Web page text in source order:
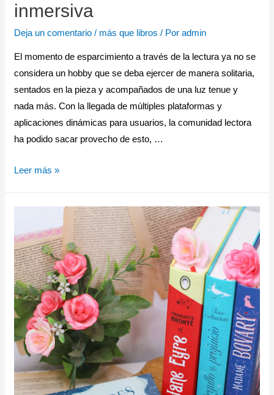
inmersiva
Deja un comentario / más que libros / Poradmin
El momento de esparcimiento a través de la lectura ya no se
considera un hobby que se deba ejercer de manera solitaria,
sentados en la pieza y acompañados de una luz tenue y
nada más. Con la llegada de múltiples plataformas y
aplicaciones dinámicas para usuarios, la comunidad lectora
ha podido sacar provecho de esto, …
Leer más »